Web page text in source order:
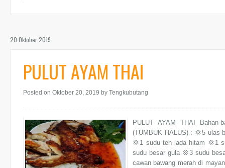
20 Oktober 2019
PULUT AYAM THAI
Posted on Oktober 20, 2019 by Tengkubutang
PULUT AYAM THAI
(TUMBUK HALUS) : 💢5 ulas
💢1 sudu teh lada hitam 💢1
sudu besar gula 💢3 sudu
cawan bawang merah di